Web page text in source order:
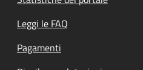
Leggi le FAQ
Pagamenti